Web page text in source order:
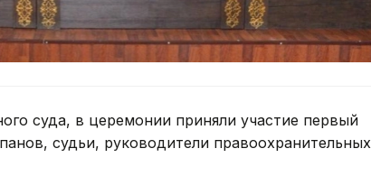
суда, в церемонии приняли участие первый
судьи, руководители правоохранительных